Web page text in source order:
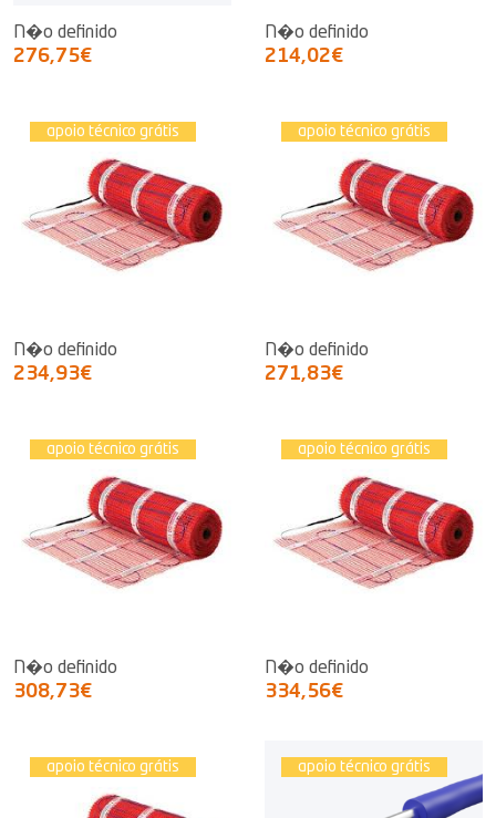
N�o definido
276,75€
N�o definido
214,02€
apoio técnico grátis
N�o definido
234,93€
apoio técnico grátis
N�o definido
271,83€
apoio técnico grátis
N�o definido
308,73€
apoio técnico grátis
N�o definido
334,56€
apoio técnico grátis apoio técnico grátis